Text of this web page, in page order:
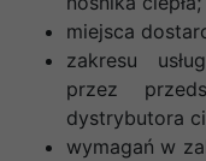
miejsca
zakresu
przez
dystrybutora
wymagań w